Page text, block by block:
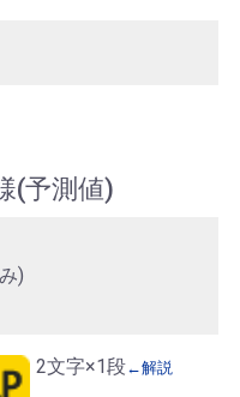
(予測値)
)
2文字×1段←解説